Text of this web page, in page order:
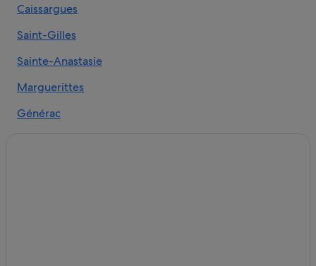
Hoteles de negocios en Nimes
Hoteles cerca de Maison Carree
Hoteles con bodega en Nimes
Poulx hoteles
Caissargues
Saint-Gilles
Sainte-Anastasie
Marguerittes
Générac